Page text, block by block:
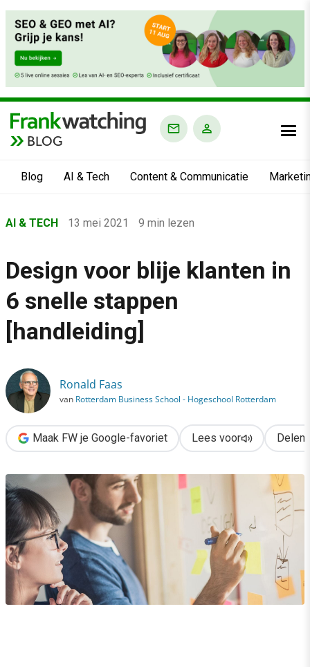
BLOG
Blog AI & Tech Content & Communicatie
›
›
AI & Tech
›
Design voor blije klanten in 6 snelle stappen [handleiding]
AI & TECH 13 mei 2021 9 min lezen
Design voor blije klanten in
6 snelle stappen
[handleiding]
Ronald Faas
van Rotterdam Business School - Hogeschool Rotterdam
Maak FW je Google-favoriet Lees voor Delen